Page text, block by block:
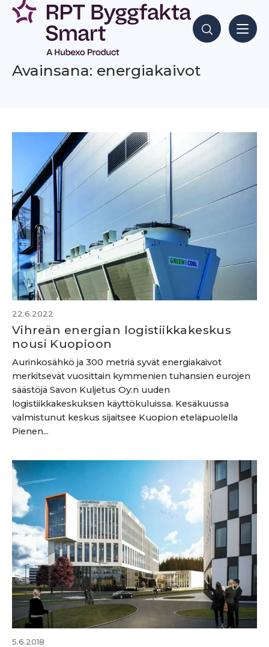
Siirry
sisältöön
Hae sisältöjä
Avainsana: energiakaivot
22.6.2022
Vihreän energian logistiikkakeskus
nousi Kuopioon
Aurinkosähkö ja 300 metriä syvät energiakaivot
merkitsevät vuosittain kymmenien tuhansien eurojen
säästöjä Savon Kuljetus Oy:n uuden
logistiikkakeskuksen käyttökuluissa. Kesäkuussa
valmistunut keskus sijaitsee Kuopion eteläpuolella
Pienen...
5.6.2018